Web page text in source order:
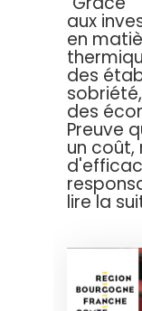
aux
en
des
des
Preuve
un coût,
lire la